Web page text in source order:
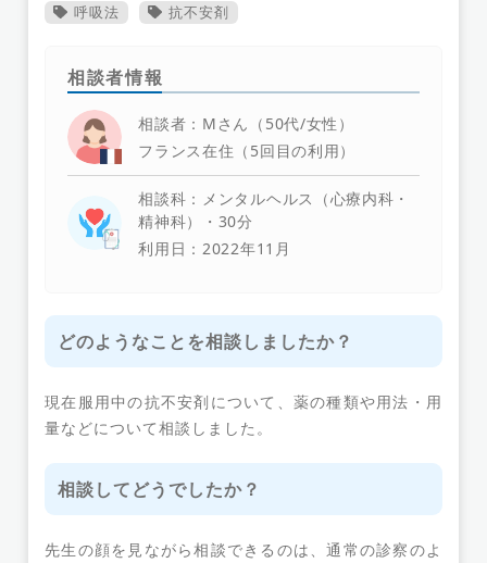
呼吸法 抗不安剤
相談者情報
相談者：Mさん（50代/女性）
フランス在住（5回目の利用）
相談科：メンタルヘルス（心療内科・
精神科）・30分
利用日：2022年11月
どのようなことを相談しましたか？
現在服用中の抗不安剤について、薬の種類や用法・用
量などについて相談しました。
相談してどうでしたか？
先生の顔を見ながら相談できるのは、通常の診察のよ